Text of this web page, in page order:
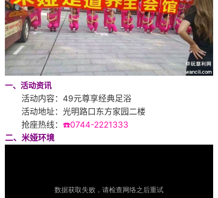
一、活动资讯
活动内容：49元尊享经典足浴
活动地址：光明路口东方家园二楼
抢座热线： ☎️0744-2221333
二、米娅环境